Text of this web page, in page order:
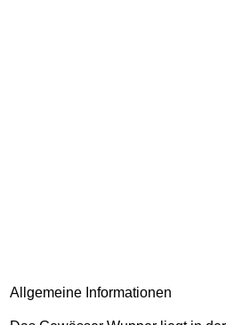
Allgemeine Informationen